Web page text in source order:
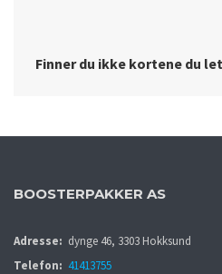
Finner du ikke kortene du
BOOSTERPAKKER AS
Adresse: dynge 46, 3303 Hokksund
Telefon: 41413755